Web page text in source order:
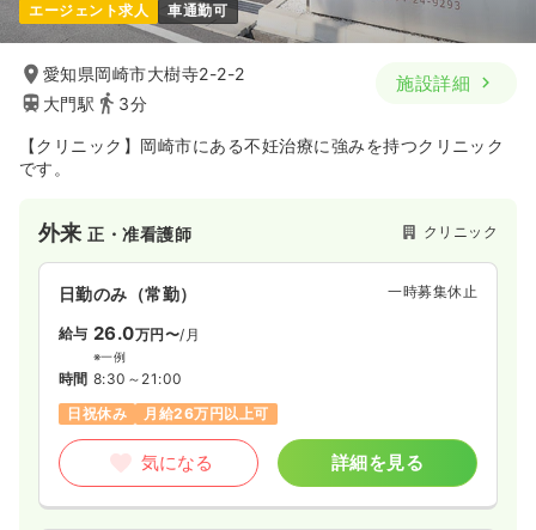
エージェント求人 車通勤可
愛知県岡崎市大樹寺2-2-2
大門駅
3分
施設詳細
【クリニック】岡崎市にある不妊治療に強みを持つクリニック
です。
外来正・准看護師 クリニック
日勤のみ（常勤） 一時募集休止
給与 26.0万円〜/月
※一例
時間 8:30～21:00
日祝休み
月給26万円以上可
気になる 詳細を見る